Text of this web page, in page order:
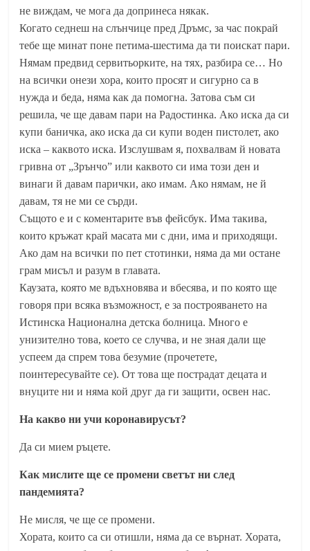
не виждам, че мога да допринеса някак.
Когато седнеш на слънчице пред Дръмс, за час покрай
тебе ще минат поне петима-шестима да ти поискат пари.
Нямам предвид сервитьорките, на тях, разбира се… Но
на всички онези хора, които просят и сигурно са в
нужда и беда, няма как да помогна. Затова съм си
решила, че ще давам пари на Радостинка. Ако иска да си
купи баничка, ако иска да си купи воден пистолет, ако
иска – каквото иска. Изслушвам я, похвалвам й новата
гривна от „Зрънчо” или каквото си има този ден и
винаги й давам парички, ако имам. Ако нямам, не й
давам, тя не ми се сърди.
Същото е и с коментарите във фейсбук. Има такива,
които кръжат край масата ми с дни, има и приходящи.
Ако дам на всички по пет стотинки, няма да ми остане
грам мисъл и разум в главата.
Каузата, която ме вдъхновява и вбесява, и по която ще
говоря при всяка възможност, е за построяването на
Истинска Национална детска болница. Много е
унизително това, което се случва, и не зная дали ще
успеем да спрем това безумие (прочетете,
поинтересувайте се). От това ще пострадат децата и
внуците ни и няма кой друг да ги защити, освен нас.
На какво ни учи коронавирусът?
Да си мием ръцете.
Как мислите ще се промени светът ни след
пандемията?
Не мисля, че ще се промени.
Хората, които са си отишли, няма да се върнат. Хората,